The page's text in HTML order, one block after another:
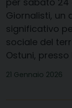
Giornalisti, un
significativo
sociale del
Ostuni, presso
21 Gennaio 2026